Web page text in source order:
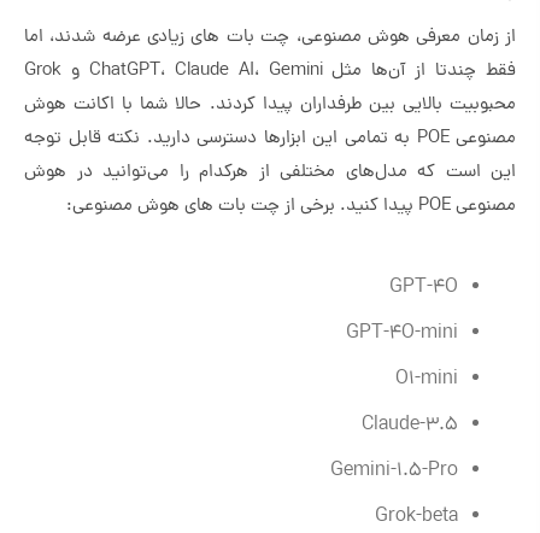
از زمان معرفی هوش مصنوعی، چت بات های زیادی عرضه شدند، اما
فقط چندتا از آن‌ها مثل ChatGPT، Claude AI، Gemini و Grok
محبوبیت بالایی بین طرفداران پیدا کردند. حالا شما با اکانت هوش
مصنوعی POE به تمامی این ابزارها دسترسی دارید. نکته قابل توجه
این است که مدل‌های مختلفی از هرکدام را می‌توانید در هوش
مصنوعی POE پیدا کنید. برخی از چت بات های هوش مصنوعی:
GPT-4O
GPT-4O-mini
O1-mini
Claude-3.5
Gemini-1.5-Pro
Grok-beta